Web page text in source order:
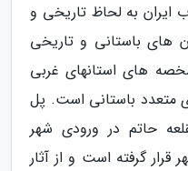
ایران به لحاظ تاریخی و
های باستانی و تاریخی
های استانهای غربی
متعدد باستانی است. پل
حاتم در ورودی شهر
گرفته است و از آثار